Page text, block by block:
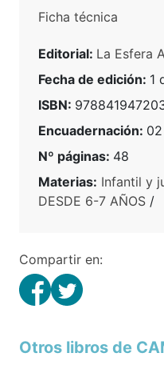
Ficha técnica
Editorial: La Esfera
Fecha de edición: 1
ISBN:
Encuadernación: 02
Nº páginas: 48
Materias: Infantil y
DESDE 6-7 AÑOS /
Compartir en:
Otros libros de